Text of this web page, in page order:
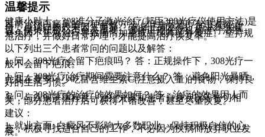
温馨提示
健康小贴士，308准分子激光治疗(邦臣308光疗仪使用方法)是
目前治疗白癜风的一种有效方法，但并不是所有患者都适
合，且治疗的效果因人而异。 选择正规医院、听从医生建
议、保持积极心态至关重要。选择正规医疗机构进行治疗，
避免因不正规治疗导致病情加重或出现其他并发症。 坚持规
范治疗，并做好日常护理，才能提高治疗恢复率。
以下列出三个患者常问的问题以及解答：
1. 问：308光疗会留下疤痕吗？ 答：正规操作下，308光疗一
般不会留下疤痕。
2. 问：308光疗治疗期间需要注意什么？ 答：避免阳光暴晒，
尤其在夏季；少吃富含维生素C(注意摄入量)的食物；保持良
好的生活习惯。
3. 问：308光疗的治疗的效果如何？ 答：治疗的效果因人而
异，与疾病严重程度、治疗方案和患者自身状况等密切相
关，部分患者治疗后可获得不错改善，甚至尽量恢复。
建议：
1. 就业方面: 白癜风不影响大多数职业，保持积极自信的心
态，积极寻找适合自己的工作，不必因为疾病而放弃职业发
展。